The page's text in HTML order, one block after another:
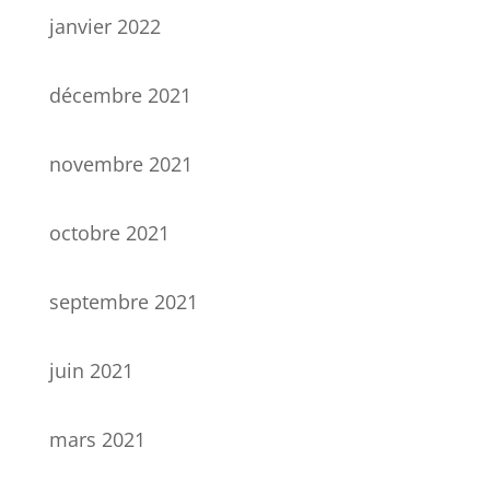
janvier 2022
décembre 2021
novembre 2021
octobre 2021
septembre 2021
juin 2021
mars 2021